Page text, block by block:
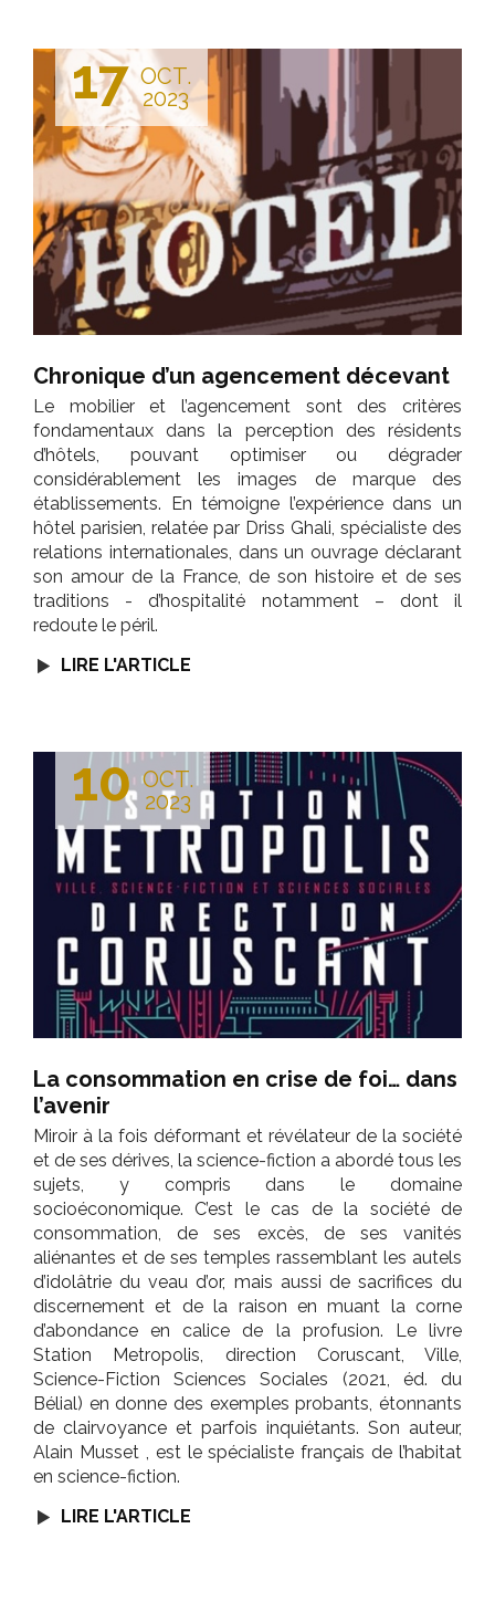
17 OCT.
2023
Chronique d’un agencement décevant
Le mobilier et l’agencement sont des critères
fondamentaux dans la perception des résidents
d’hôtels, pouvant optimiser ou dégrader
considérablement les images de marque des
établissements. En témoigne l’expérience dans un
hôtel parisien, relatée par Driss Ghali, spécialiste des
relations internationales, dans un ouvrage déclarant
son amour de la France, de son histoire et de ses
traditions - d’hospitalité notamment – dont il
redoute le péril.
LIRE L'ARTICLE
10 OCT.
2023
La consommation en crise de foi… dans
l’avenir
Miroir à la fois déformant et révélateur de la société
et de ses dérives, la science-fiction a abordé tous les
sujets, y compris dans le domaine
socioéconomique. C’est le cas de la société de
consommation, de ses excès, de ses vanités
aliénantes et de ses temples rassemblant les autels
d’idolâtrie du veau d’or, mais aussi de sacrifices du
discernement et de la raison en muant la corne
d’abondance en calice de la profusion. Le livre
Station Metropolis, direction Coruscant, Ville,
Science-Fiction Sciences Sociales (2021, éd. du
Bélial) en donne des exemples probants, étonnants
de clairvoyance et parfois inquiétants. Son auteur,
Alain Musset , est le spécialiste français de l’habitat
en science-fiction.
LIRE L'ARTICLE